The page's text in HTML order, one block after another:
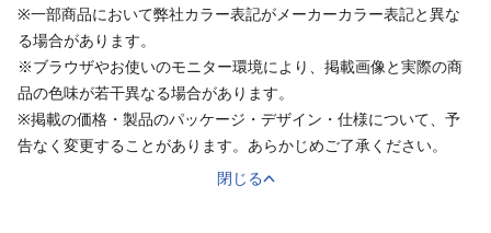
※一部商品において弊社カラー表記がメーカーカラー表記と異な
る場合があります。
※ブラウザやお使いのモニター環境により、掲載画像と実際の商
品の色味が若干異なる場合があります。
※掲載の価格・製品のパッケージ・デザイン・仕様について、予
告なく変更することがあります。あらかじめご了承ください。
閉じる